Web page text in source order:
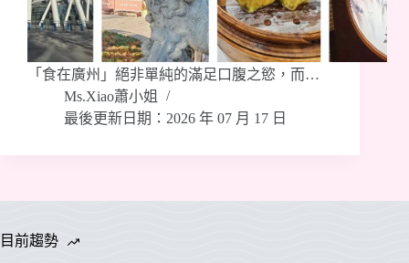
「食在廣州」絕非單純的滿足口腹之慾，而…
Ms.Xiao蕭小姐
最後更新日期：2026 年 07 月 17 日
目前趨勢